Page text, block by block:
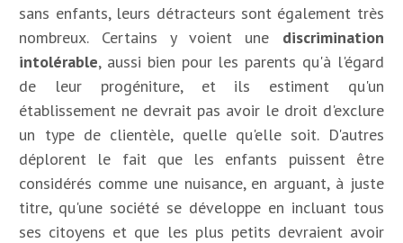
sans enfants, leurs détracteurs sont également très
nombreux. Certains y voient une discrimination
intolérable, aussi bien pour les parents qu'à l'égard
de leur progéniture, et ils estiment qu'un
établissement ne devrait pas avoir le droit d'exclure
un type de clientèle, quelle qu'elle soit. D'autres
déplorent le fait que les enfants puissent être
considérés comme une nuisance, en arguant, à juste
titre, qu'une société se développe en incluant tous
ses citoyens et que les plus petits devraient avoir